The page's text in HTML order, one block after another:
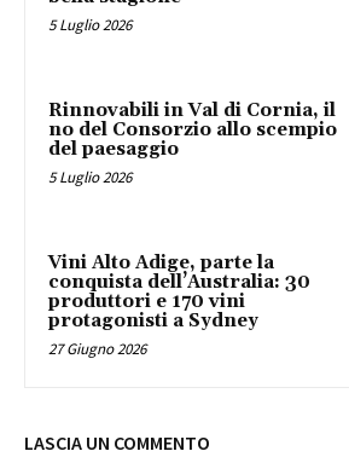
5 Luglio 2026
Rinnovabili in Val di Cornia, il
no del Consorzio allo scempio
del paesaggio
5 Luglio 2026
Vini Alto Adige, parte la
conquista dell’Australia: 30
produttori e 170 vini
protagonisti a Sydney
27 Giugno 2026
LASCIA UN COMMENTO